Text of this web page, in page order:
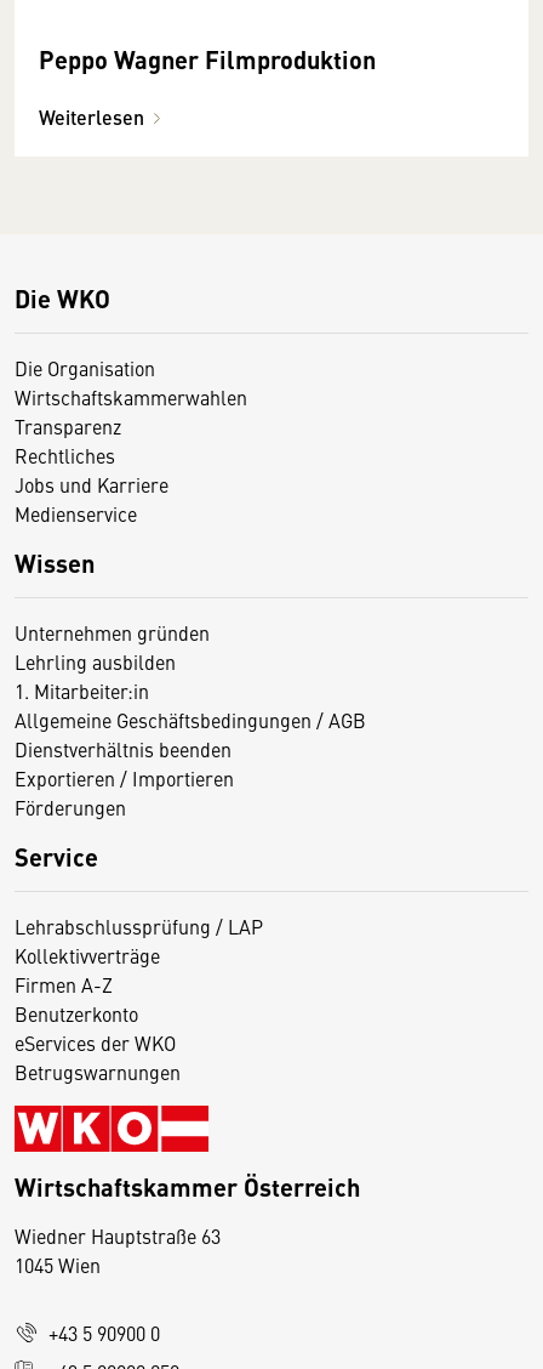
Peppo Wagner Filmproduktion
Weiterlesen
Die WKO
Die Organisation
Wirtschaftskammerwahlen
Transparenz
Rechtliches
Jobs und Karriere
Medienservice
Wissen
Unternehmen gründen
Lehrling ausbilden
1. Mitarbeiter:in
Allgemeine Geschäftsbedingungen / AGB
Dienstverhältnis beenden
Exportieren / Importieren
Förderungen
Service
Lehrabschlussprüfung / LAP
Kollektivverträge
Firmen A-Z
Benutzerkonto
eServices der WKO
Betrugswarnungen
Wirtschaftskammer Österreich
Wiedner Hauptstraße 63
1045 Wien
+43 5 90900 0
D
s